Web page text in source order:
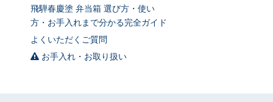
飛騨春慶塗 弁当箱 選び方・使い
方・お手入れまで分かる完全ガイド
よくいただくご質問
お手入れ・お取り扱い